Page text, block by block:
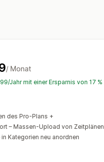
/ Monat
Jahr mit einer Ersparnis von 17 %
des Pro-Plans +
– Massen-Upload von Zeitplänen
Kategorien neu anordnen